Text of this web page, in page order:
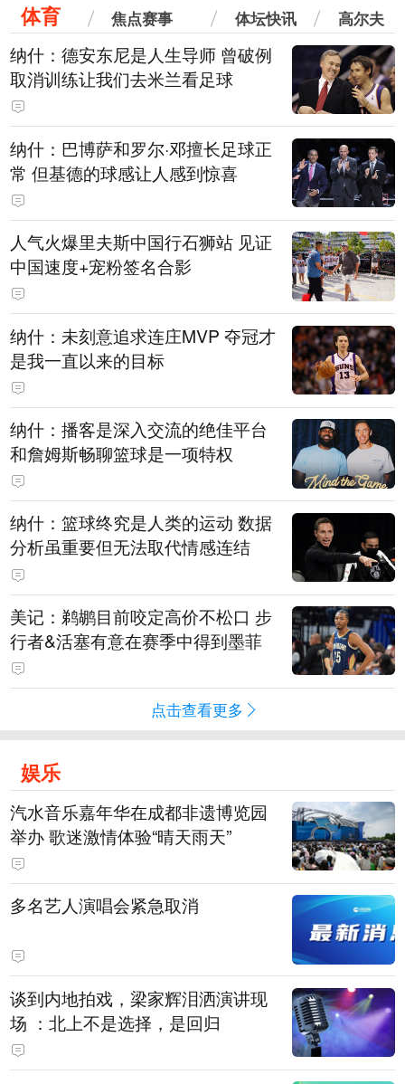
体育 焦点赛事 体坛快讯 高尔夫
纳什：德安东尼是人生导师 曾破例
取消训练让我们去米兰看足球
纳什：巴博萨和罗尔·邓擅长足球正
常 但基德的球感让人感到惊喜
人气火爆里夫斯中国行石狮站 见证
中国速度+宠粉签名合影
纳什：未刻意追求连庄MVP 夺冠才
是我一直以来的目标
纳什：播客是深入交流的绝佳平台
和詹姆斯畅聊篮球是一项特权
纳什：篮球终究是人类的运动 数据
分析虽重要但无法取代情感连结
美记：鹈鹕目前咬定高价不松口 步
行者&活塞有意在赛季中得到墨菲
点击查看更多
娱乐
汽水音乐嘉年华在成都非遗博览园
举办 歌迷激情体验“晴天雨天”
多名艺人演唱会紧急取消
谈到内地拍戏，梁家辉泪洒演讲现
场 ：北上不是选择，是回归